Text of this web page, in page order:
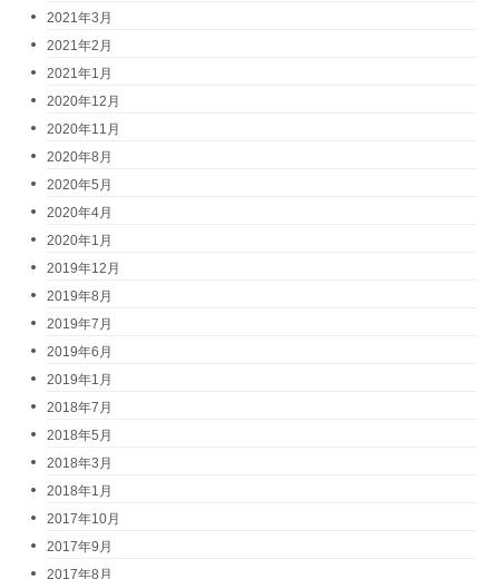
2021年3月
2021年2月
2021年1月
2020年12月
2020年11月
2020年8月
2020年5月
2020年4月
2020年1月
2019年12月
2019年8月
2019年7月
2019年6月
2019年1月
2018年7月
2018年5月
2018年3月
2018年1月
2017年10月
2017年9月
2017年8月